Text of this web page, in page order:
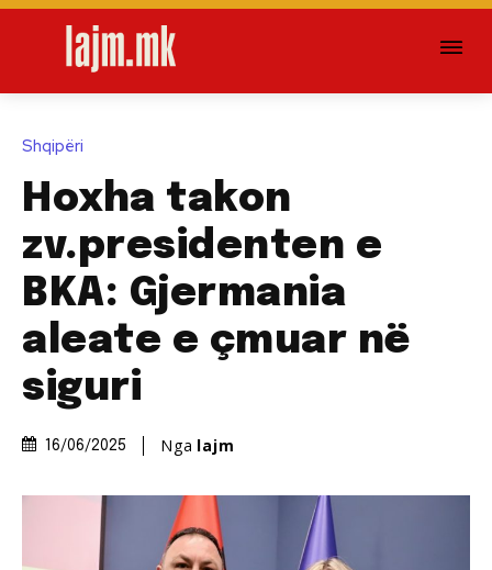
Shqipëri
Hoxha takon
zv.presidenten e
BKA: Gjermania
aleate e çmuar në
siguri
16/06/2025 Nga lajm